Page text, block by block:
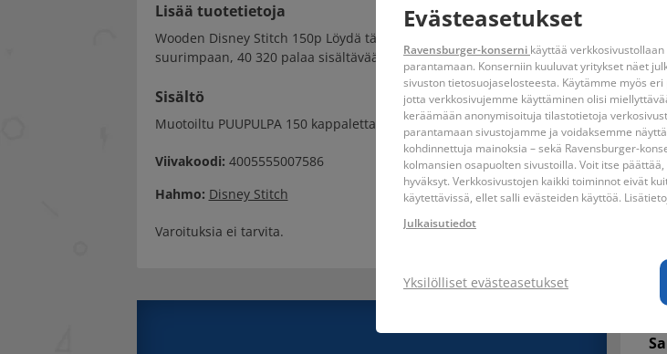
Lisää tuotetietoja
Wooden Disney Stitch 150p Löydä täydellinen palapeli! Ravensburgerilta löytyy
suurimpaan, 40 320 palaa sisältävään palapeliin - ja kaikkea siltä väliltä! Nauti
Sisältö
Muotoiltu PUUPULPA 150 kappaletta, sisältää 15 Whimsies-palapeliä
Viivakoodi: 4005555007586
Hahmo: Disney Stitch
Varoituksia ei tarvita.
Evästeasetukset
Ravensburger-konserni käyttää
parantamaan. Konserniin kuuluvat yritykset näet
sivuston tietosuojaselosteesta. Käytämme myös
jotta verkkosivujemme käyttäminen olisi
keräämään anonymisoituja tilastotietoja
parantamaan sivustojamme ja voidaksemme
kohdinnettuja mainoksia – sekä Ravensburger-
kolmansien osapuolten sivustoilla. Voit itse
hyväksyt. Verkkosivustojen kaikki toiminnot eivät
käytettävissä, ellet salli evästeiden käyttöä.
Julkaisutiedot
Yksilölliset evästeasetukset